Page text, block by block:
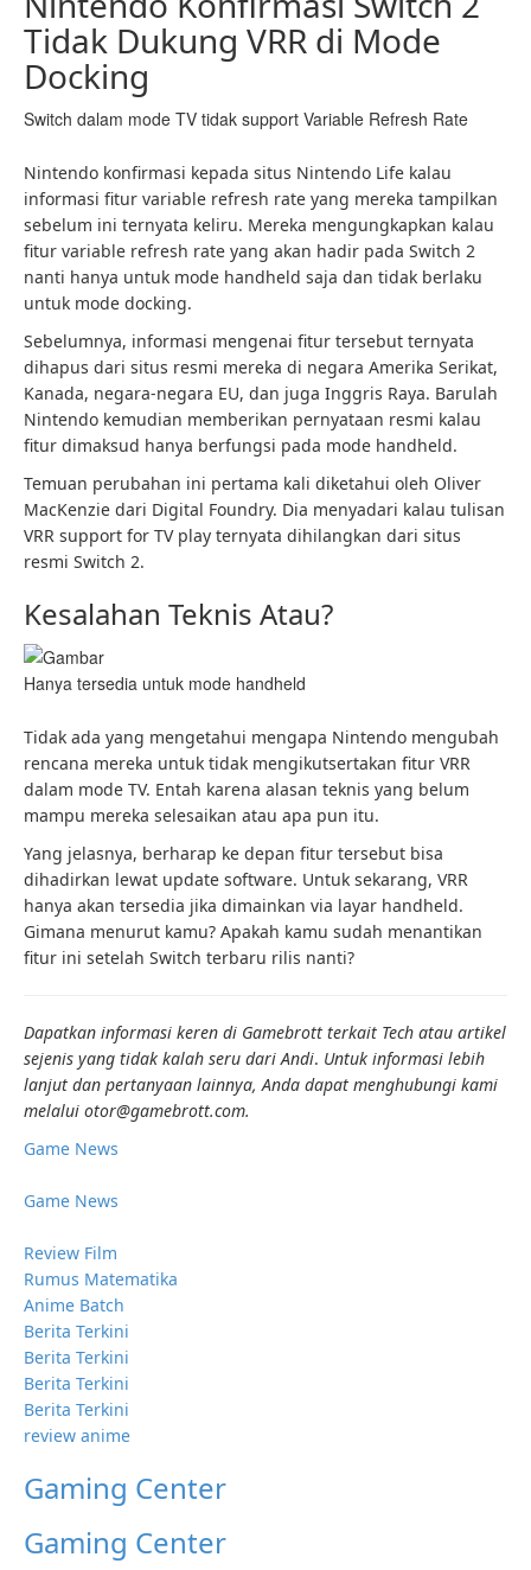
Tidak Dukung VRR di Mode
Docking
Switch dalam mode TV tidak support Variable Refresh Rate
Nintendo konfirmasi kepada situs Nintendo Life kalau
informasi fitur variable refresh rate yang mereka tampilkan
sebelum ini ternyata keliru. Mereka mengungkapkan kalau
fitur variable refresh rate yang akan hadir pada Switch 2
nanti hanya untuk mode handheld saja dan tidak berlaku
untuk mode docking.
Sebelumnya, informasi mengenai fitur tersebut ternyata
dihapus dari situs resmi mereka di negara Amerika Serikat,
Kanada, negara-negara EU, dan juga Inggris Raya. Barulah
Nintendo kemudian memberikan pernyataan resmi kalau
fitur dimaksud hanya berfungsi pada mode handheld.
Temuan perubahan ini pertama kali diketahui oleh Oliver
MacKenzie dari Digital Foundry. Dia menyadari kalau tulisan
VRR support for TV play ternyata dihilangkan dari situs
resmi Switch 2.
Kesalahan Teknis Atau?
Hanya tersedia untuk mode handheld
Tidak ada yang mengetahui mengapa Nintendo mengubah
rencana mereka untuk tidak mengikutsertakan fitur VRR
dalam mode TV. Entah karena alasan teknis yang belum
mampu mereka selesaikan atau apa pun itu.
Yang jelasnya, berharap ke depan fitur tersebut bisa
dihadirkan lewat update software. Untuk sekarang, VRR
hanya akan tersedia jika dimainkan via layar handheld.
Gimana menurut kamu? Apakah kamu sudah menantikan
fitur ini setelah Switch terbaru rilis nanti?
Dapatkan informasi keren di Gamebrott terkait Tech atau artikel
sejenis yang tidak kalah seru dari Andi. Untuk informasi lebih
lanjut dan pertanyaan lainnya, Anda dapat menghubungi kami
melalui otor@gamebrott.com.
Game News
Game News
Review Film
Rumus Matematika
Anime Batch
Berita Terkini
Berita Terkini
Berita Terkini
Berita Terkini
review anime
Gaming Center
Gaming Center